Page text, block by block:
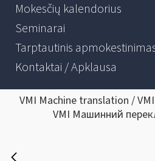
Mokesčių kalendorius
Seminarai
Tarptautinis
Kontaktai / Apklausa
VMI Machine translation /
VMI Машинний